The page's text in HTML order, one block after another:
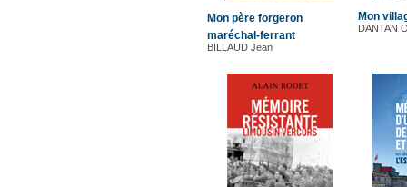
Mon père forgeron
maréchal-ferrant
BILLAUD Jean
Mon
DANTAN